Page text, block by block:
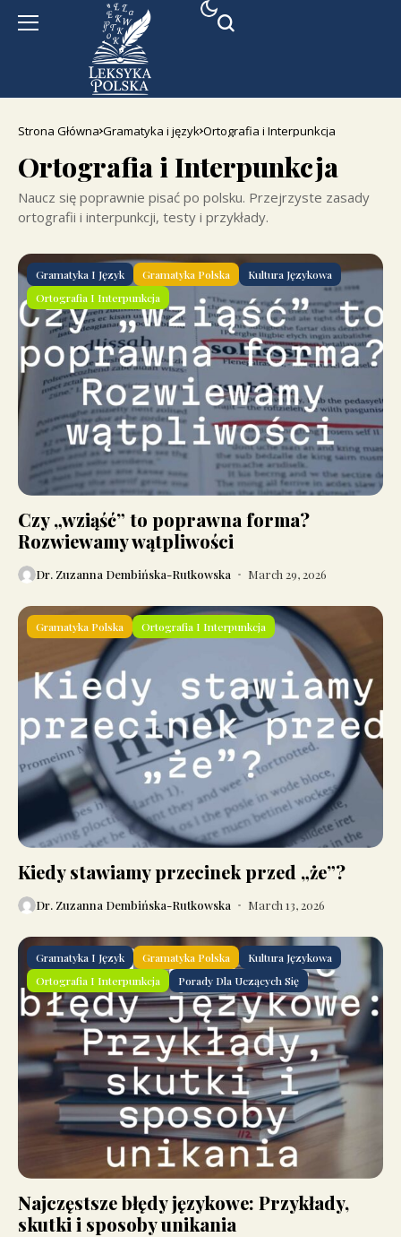
Strona Główna Gramatyka i język Ortografia i Interpunkcja
Ortografia i Interpunkcja
Naucz się poprawnie pisać po polsku. Przejrzyste zasady
ortografii i interpunkcji, testy i przykłady.
Gramatyka I Język Gramatyka Polska
Kultura Językowa
Ortografia I Interpunkcja
Czy „wziąść” to poprawna forma?
Rozwiewamy wątpliwości
Dr. Zuzanna Dembińska-Rutkowska March 29, 2026
Gramatyka Polska Ortografia I Interpunkcja
Kiedy stawiamy przecinek przed „że”?
Dr. Zuzanna Dembińska-Rutkowska March 13, 2026
Gramatyka I Język Gramatyka Polska
Kultura Językowa
Ortografia I Interpunkcja
Porady Dla Uczących Się
Najczęstsze błędy językowe: Przykłady,
skutki i sposoby unikania